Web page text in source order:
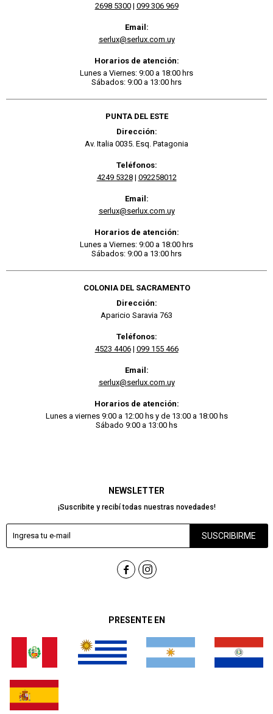
PRESENTE EN
NEWSLETTER
¡Suscribite y recibí todas nuestras novedades!
SUSCRIBIRME
 
2698 5300| 099 306 969
Email:
serlux@serlux.com.uy
Horarios de atención:
Lunes a Viernes: 9:00 a 18:00 hrs
Sábados: 9:00 a 13:00 hrs
PUNTA DEL ESTE
Dirección:
Av. Italia 0035. Esq. Patagonia
Teléfonos:
4249 5328| 092258012
Email:
serlux@serlux.com.uy
Horarios de atención:
Lunes a Viernes: 9:00 a 18:00 hrs
Sábados: 9:00 a 13:00 hrs
COLONIA DEL SACRAMENTO
Dirección:
Aparicio Saravia 763
Teléfonos:
4523 4406| 099 155 466
Email:
serlux@serlux.com.uy
Horarios de atención:
Lunes a viernes 9:00 a 12:00 hs y de 13:00 a 18:00 hs
Sábado 9:00 a 13:00 hs